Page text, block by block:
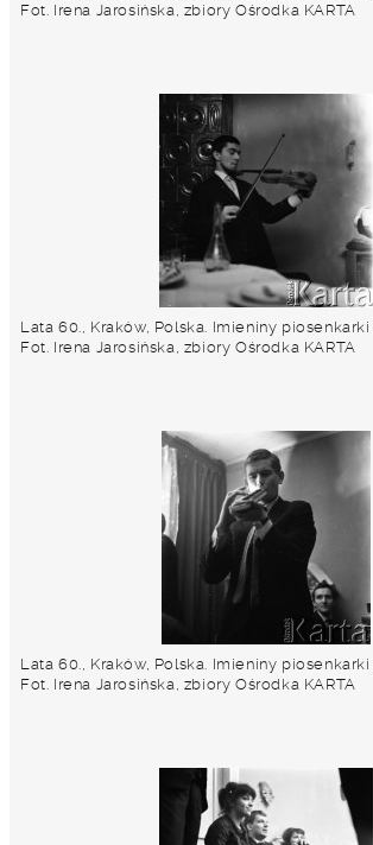
Fot. Irena Jarosińska, zbiory Ośrodka KARTA
Lata 60., Kraków, Polska. Imieniny
Fot. Irena Jarosińska, zbiory Ośrodka KARTA
Lata 60., Kraków, Polska. Imieniny
Fot. Irena Jarosińska, zbiory Ośrodka KARTA